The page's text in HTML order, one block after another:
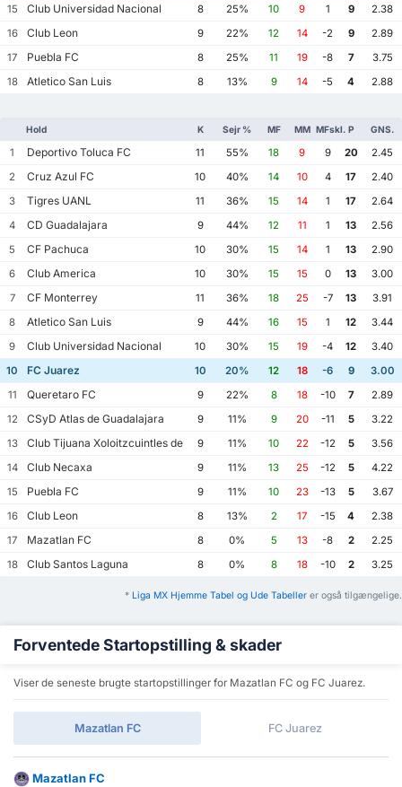
15
Club Universidad Nacional 8 25% 10 9 1 9
2.38
16
Club Leon 9 22% 12 14 -2 9
2.89
17
Puebla FC 8 25% 11 19 -8 7
3.75
18
Atletico San Luis 8 13% 9 14 -5 4 2.88
Hold K Sejr % MF MM MFskl. P GNS.
1 Deportivo Toluca FC 11 55% 18 9 9 20
2.45
2
Cruz Azul FC 10 40% 14 10 4 17
2.40
3
Tigres UANL 11 36% 15 14 1 17
2.64
4
CD Guadalajara 9 44% 12 11 1 13
2.56
5
CF Pachuca 10 30% 15 14 1 13
2.90
6
Club America 10 30% 15 15 0 13
3.00
7
CF Monterrey 11 36% 18 25 -7 13
3.91
8
Atletico San Luis 9 44% 16 15 1 12
3.44
9
Club Universidad Nacional 10 30% 15 19 -4 12
3.40
10
FC Juarez 10 20% 12 18 -6 9
3.00
11
Queretaro FC 9 22% 8 18 -10 7
2.89
12
CSyD Atlas de Guadalajara 9 11% 9 20 -11 5
3.22
13
Club Tijuana Xoloitzcuintles de Caliente
9 11% 10 22 -12 5
3.56
14
Club Necaxa 9 11% 13 25 -12 5
4.22
15
Puebla FC 9 11% 10 23 -13 5
3.67
16
Club Leon 8 13% 2 17 -15 4
2.38
17
Mazatlan FC 8 0% 5 13 -8 2
2.25
18
Club Santos Laguna 8 0% 8 18 -10 2 3.25
* Liga MX Hjemme Tabel og Ude Tabeller er også tilgængelige.
Forventede Startopstilling & skader
Viser de seneste brugte startopstillinger for Mazatlan FC og FC Juarez.
Mazatlan FC FC Juarez
Mazatlan FC